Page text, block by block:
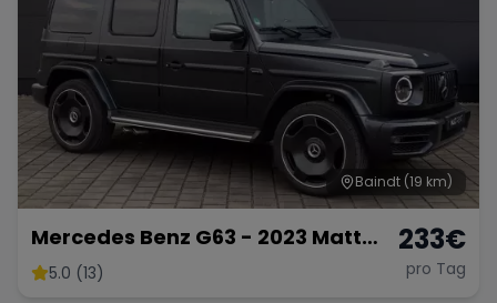
Range Rover Corvette
Baindt (19 km)
Mercedes Benz G63 - 2023 Matt
Schwarz
5.0 (13)
233€
pro Tag